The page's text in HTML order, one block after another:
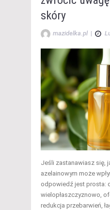
skóry
mazidelka.pl |
Jeśli zastanawiasz się,
azelainowym może
odpowiedź jest prosta:
wielopłaszczyznowo,
redukcja przebarwień,